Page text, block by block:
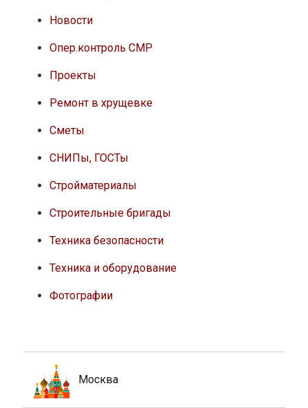
Новости
Опер.контроль СМР
Проекты
Ремонт в хрущевке
Сметы
СНИПы, ГОСТы
Стройматериалы
Строительные бригады
Техника безопасности
Техника и оборудование
Фотографии
Москва